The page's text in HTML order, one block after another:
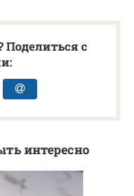
Поделиться с
интересно